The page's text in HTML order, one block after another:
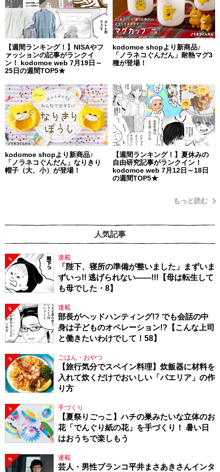
【週間ランキング！】NISAやフ
ァッションの記事がランクイ
ン！ kodomoe web 7月19日～
25日の週間TOP5★
kodomoe shopより新商品♪
「ノラネコぐんだん」耐熱マグ3
種が登場！
kodomoe shopより新商品♪
「ノラネコぐんだん」なりきり
帽子（大、小）が登場！
【週間ランキング！】夏休みの
自由研究記事がランクイン！
kodomoe web 7月12日～18日
の週間TOP5★
もっと読む
人気記事
1 連載
「陛下、寝所の準備が整いました」まずいま
ずいっ!! 逃げられない――!!!【母は転生して
も母でした・8】
2 連載
部長がヘッドハンティング!? でも会話の中
身は子どものオペレーション!?【こんな上司
と働きたいわけでして！58】
3 ごはん・おやつ
【旅行気分でスペイン料理】炊飯器に材料を
入れて炊くだけでおいしい「パエリア」の作
り方
4 手づくり
【夏祭りごっこ】ハチの巣みたいな立体のお
花「でんぐり紙の花」を手づくり！ 暑い日
はおうちで楽しもう
5 連載
芸人・男性ブランコ平井まさあきさんインタ